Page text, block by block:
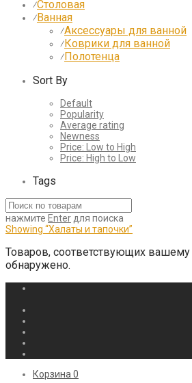
⁄Столовая
⁄Ванная
⁄Аксессуары для ванной
⁄Коврики для ванной
⁄Полотенца
Sort By
Default
Popularity
Average rating
Newness
Price: Low to High
Price: High to Low
Tags
нажмите Enter для поиска
Showing “Халаты и тапочки”
Товаров, соответствующих вашему
обнаружено.
Корзина 0